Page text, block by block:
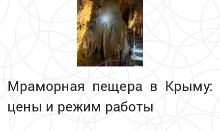
Мраморная пещера в Крыму:
цены и режим работы